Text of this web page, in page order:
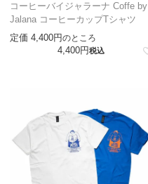
コーヒーバイジャラーナ Coffe by
Jalana コーヒーカップTシャツ
定価 4,400 のところ
4,400 税込